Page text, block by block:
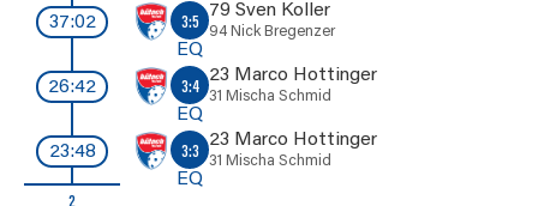
37:02
79 Sven Koller
94 Nick Bregenzer
3:5
EQ
26:42
23 Marco Hottinger
31 Mischa Schmid
3:4
EQ
23:48
23 Marco Hottinger
31 Mischa Schmid
3:3
EQ